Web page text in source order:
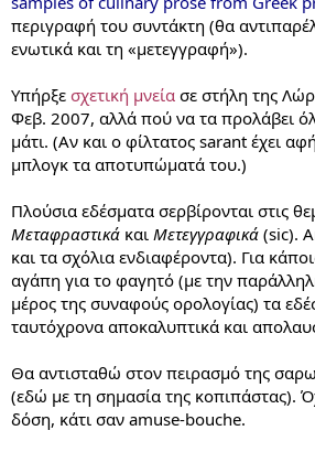
περιγραφή του συντάκτη (θα
ενωτικά και τη «μετεγγραφή»).
Υπήρξε σχετική μνεία σε στήλη της
Φεβ. 2007, αλλά πού να τα προλάβει
μάτι. (Αν και ο φίλτατος sarant έχει
μπλογκ τα αποτυπώματά του.)
Πλούσια εδέσματα σερβίρονται στις
Μεταφραστικά και Μετεγγραφικά (sic).
και τα σχόλια ενδιαφέροντα). Για
αγάπη για το φαγητό (με την
μέρος της συναφούς ορολογίας) τα
ταυτόχρονα αποκαλυπτικά και
Θα αντισταθώ στον πειρασμό της
(εδώ με τη σημασία της κοπιπάστας).
δόση, κάτι σαν amuse-bouche.